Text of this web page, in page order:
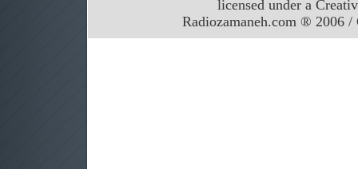
licensed under a